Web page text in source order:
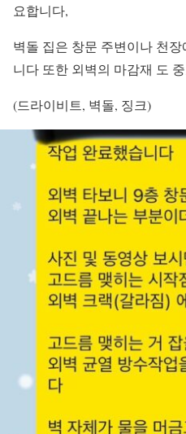
요합니다,
벽돌 집은 창문 주변이나 천
니다 또한 외벽의 마감재 도
(드라이비트, 벽돌, 징크)